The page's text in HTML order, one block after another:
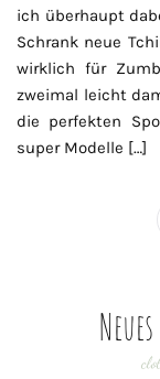
ich überhaupt
Schrank neue
wirklich für
zweimal leicht
die perfekten
super Modelle […]